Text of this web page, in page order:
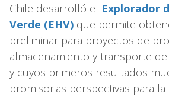
Chile desarrolló el Explorador
Verde (EHV) que permite
preliminar para proyectos de
almacenamiento y transporte
y cuyos primeros resultados
promisorias perspectivas para